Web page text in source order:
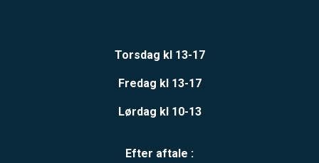
Torsdag kl 13-17
Fredag kl 13-17
Lørdag kl 10-13
Efter aftale :